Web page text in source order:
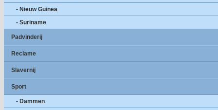
- Nieuw Guinea
- Suriname
Padvinderij
Reclame
Slavernij
Sport
- Dammen